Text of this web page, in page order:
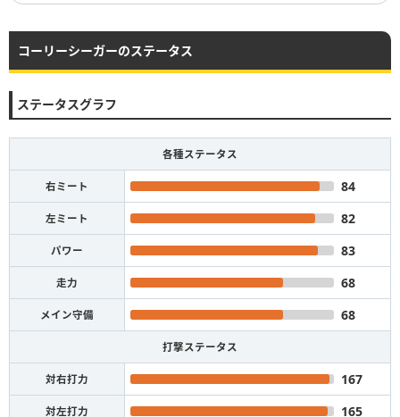
コーリーシーガーのステータス
ステータスグラフ
各種ステータス
右ミート 84
左ミート 82
パワー 83
走力 68
メイン守備 68
打撃ステータス
対右打力 167
対左打力 165